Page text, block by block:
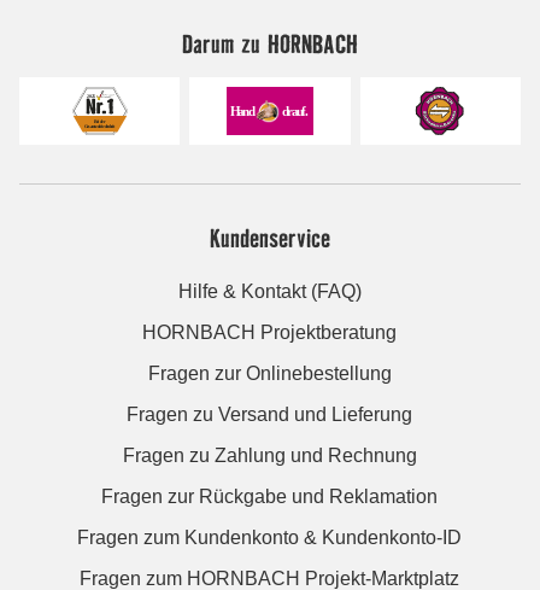
Darum zu HORNBACH
Kundenservice
Hilfe & Kontakt (FAQ)
HORNBACH Projektberatung
Fragen zur Onlinebestellung
Fragen zu Versand und Lieferung
Fragen zu Zahlung und Rechnung
Fragen zur Rückgabe und Reklamation
Fragen zum Kundenkonto & Kundenkonto-ID
Fragen zum HORNBACH Projekt-Marktplatz